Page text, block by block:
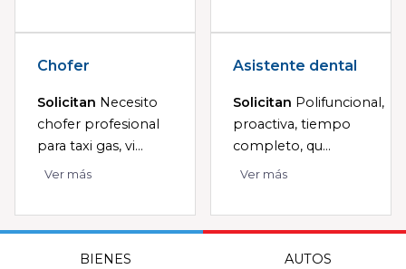
Chofer
Solicitan Necesito
chofer profesional
para taxi gas, vi...
Ver más
Asistente dental
Solicitan Polifuncional,
proactiva, tiempo
completo, qu...
Ver más
BIENES AUTOS